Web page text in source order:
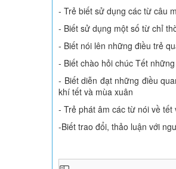
- Trẻ biết sử dụng các từ câu
- Biết sử dụng một số từ chỉ
- Biết nói lên những điều trẻ
- Biết chào hỏi chúc Tết
- Biết diễn đạt những điều
khí tết và mùa xuân
- Trẻ phát âm các từ nói về tết
-Biết trao đổi, thảo luận với